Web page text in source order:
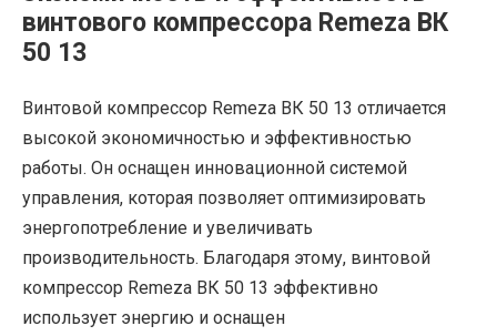
винтового компрессора Remeza ВК
50 13
Винтовой компрессор Remeza ВК 50 13 отличается
высокой экономичностью и эффективностью
работы. Он оснащен инновационной системой
управления, которая позволяет оптимизировать
энергопотребление и увеличивать
производительность. Благодаря этому, винтовой
компрессор Remeza ВК 50 13 эффективно
использует энергию и оснащен